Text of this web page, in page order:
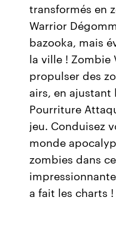
transformés en
Warrior
bazooka, mais
la ville ! Zombie
propulser des
airs, en ajustant
Pourriture
jeu. Conduisez
monde
zombies dans
a fait les charts